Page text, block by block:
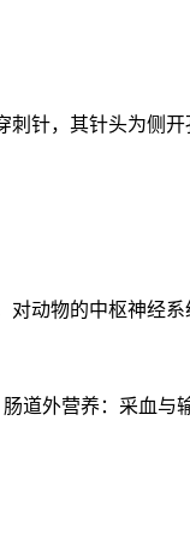
针，其针头为侧
动物的中枢神经
道外营养：采血与